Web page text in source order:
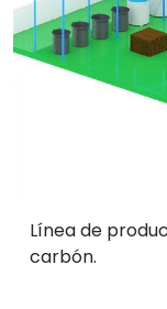
Línea de
carbón.